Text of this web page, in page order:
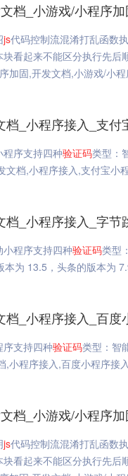
档_小游戏/小程序
js代码控制流混淆打乱函数
看起来不能区分执行先后
加固,开发文档,小游戏/小
档_小程序接入_支
序支持四种验证码类型：
文档,小程序接入,支付宝小
档_小程序接入_字
程序支持四种验证码类型
为 13.5，头条的版本为
档_小程序接入_百
支持四种验证码类型：智
,小程序接入,百度小程序接入
档_小游戏/小程序
js代码控制流混淆打乱函数
看起来不能区分执行先后